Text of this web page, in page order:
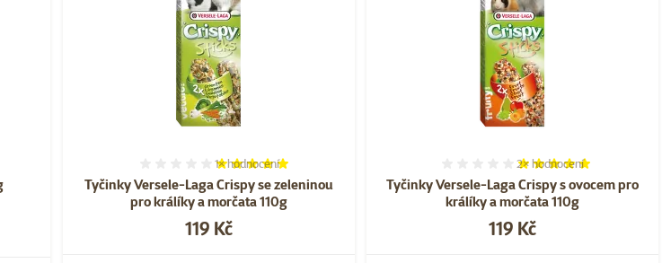
hodnocení: 5
Tyčinky Versele-Laga Crispy se zeleninou
pro králíky a morčata 110g
Hodnocení 100%, počet hodnocení: 1
1×hodnocení
Cena
119 Kč
Tyčinky Versele-Laga Crispy s ovocem pro
králíky a morčata 110g
Hodnocení 100%, počet
2× hodnocení
Cena
119 Kč